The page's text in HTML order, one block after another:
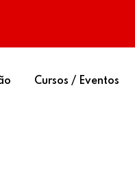
Cursos / Eventos